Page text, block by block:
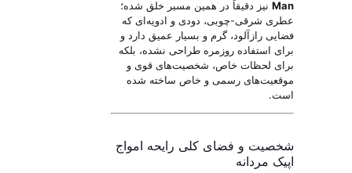
Manنیز دقیقاً در همین مسیر خلق شده؛
عطری شرقی-چوبی، دودی و ادویه‌ای که
فضایی رازآلود، گرم و بسیار عمیق دارد و
برای استفاده روزمره طراحی نشده، بلکه
برای لحظات خاص، شخصیت‌های قوی و
موقعیت‌های رسمی و خاص ساخته شده
است.
شخصیت و فضای کلی رایحه امواج
اپیک مردانه